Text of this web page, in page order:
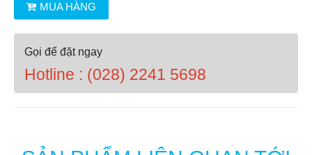
MUA HÀNG
Gọi để đặt ngay
Hotline : (028) 2241 5698